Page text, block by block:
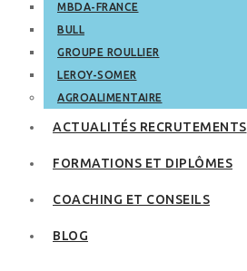
MBDA-FRANCE
BULL
GROUPE ROULLIER
LEROY-SOMER
AGROALIMENTAIRE
ACTUALITÉS RECRUTEMENTS
FORMATIONS ET DIPLÔMES
COACHING ET CONSEILS
BLOG